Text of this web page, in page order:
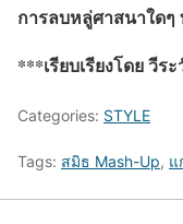
การลบหลู่ศาสนาใดๆ
***เรียบเรียงโดย วี
Categories: STYLE
Tags: สมิธ Mash-Up, แ